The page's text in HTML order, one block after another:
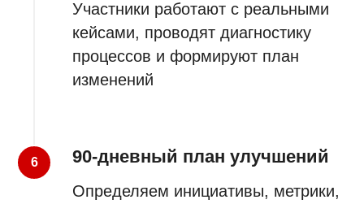
Участники работают с реальными
кейсами, проводят диагностику
процессов и формируют план
изменений
90-дневный план улучшений
Определяем инициативы, метрики,